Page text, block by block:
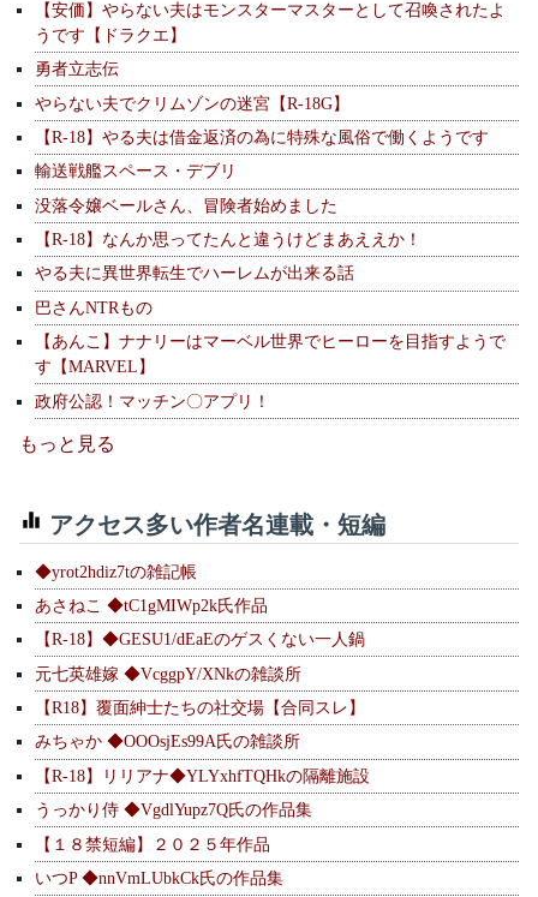
【安価】やらない夫はモンスターマスターとして召喚されたよ
うです【ドラクエ】
勇者立志伝
やらない夫でクリムゾンの迷宮【R-18G】
【R-18】やる夫は借金返済の為に特殊な風俗で働くようです
輸送戦艦スペース・デブリ
没落令嬢ベールさん、冒険者始めました
【R-18】なんか思ってたんと違うけどまあええか！
やる夫に異世界転生でハーレムが出来る話
巴さんNTRもの
【あんこ】ナナリーはマーベル世界でヒーローを目指すようで
す【MARVEL】
政府公認！マッチン〇アプリ！
もっと見る
アクセス多い作者名連載・短編
◆yrot2hdiz7tの雑記帳
あさねこ ◆tC1gMIWp2k氏作品
【R-18】◆GESU1/dEaEのゲスくない一人鍋
元七英雄嫁 ◆VcggpY/XNkの雑談所
【R18】覆面紳士たちの社交場【合同スレ】
みちゃか ◆OOOsjEs99A氏の雑談所
【R-18】リリアナ◆YLYxhfTQHkの隔離施設
うっかり侍 ◆VgdlYupz7Q氏の作品集
【１８禁短編】２０２５年作品
いつP ◆nnVmLUbkCk氏の作品集